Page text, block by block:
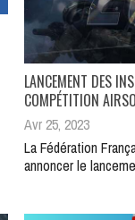
LANCEMENT DES
COMPÉTITION
Avr 25, 2023
La Fédération
annoncer le